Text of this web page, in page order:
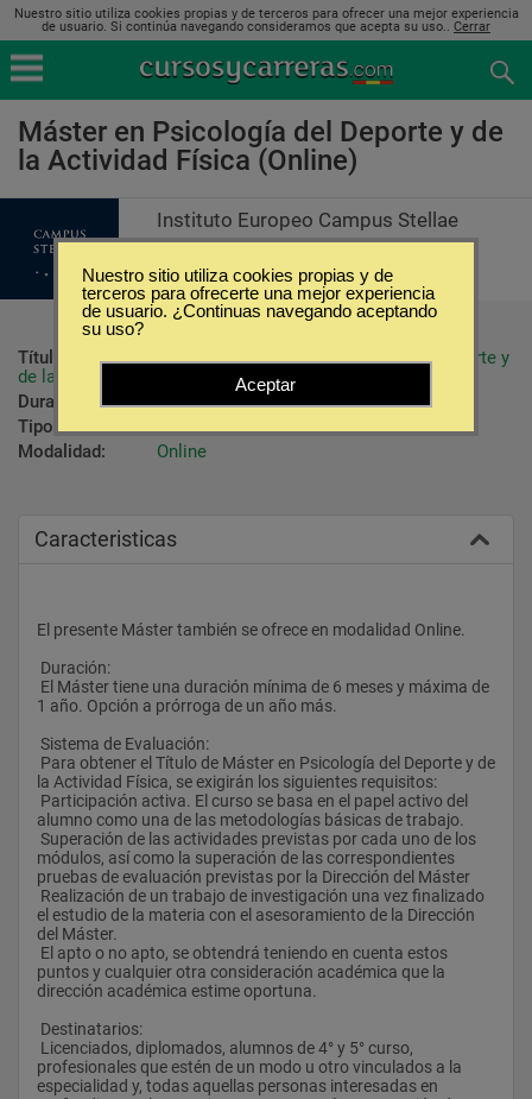
Nuestro sitio utiliza cookies propias y de terceros para ofrecer una mejor experiencia
de usuario. Si continúa navegando consideramos que acepta su uso.. Cerrar
Máster en Psicología del Deporte y de
la Actividad Física (Online)
Instituto Europeo Campus Stellae
Título ofrecido:
Título de Máster en Psicología del Deporte y
de la Actividad Física
Duración:
500 Horas
Tipo:
Maestrías
Modalidad:
Online
Caracteristicas
El presente Máster también se ofrece en modalidad Online.
Duración:
1 año. Opción a prórroga de un año más.
Sistema de Evaluación:
la Actividad Física, se exigirán los siguientes requisitos:
alumno como una de las metodologías básicas de trabajo.
módulos, así como la superación de las correspondientes
pruebas de evaluación previstas por la Dirección del Máster
el estudio de la materia con el asesoramiento de la Dirección
del Máster.
puntos y cualquier otra consideración académica que la
dirección académica estime oportuna.
Destinatarios:
profesionales que estén de un modo u otro vinculados a la
especialidad y, todas aquellas personas interesadas en
Nuestro sitio utiliza cookies propias y de
terceros para ofrecerte una mejor experiencia
de usuario. ¿Continuas navegando aceptando
su uso?
Aceptar